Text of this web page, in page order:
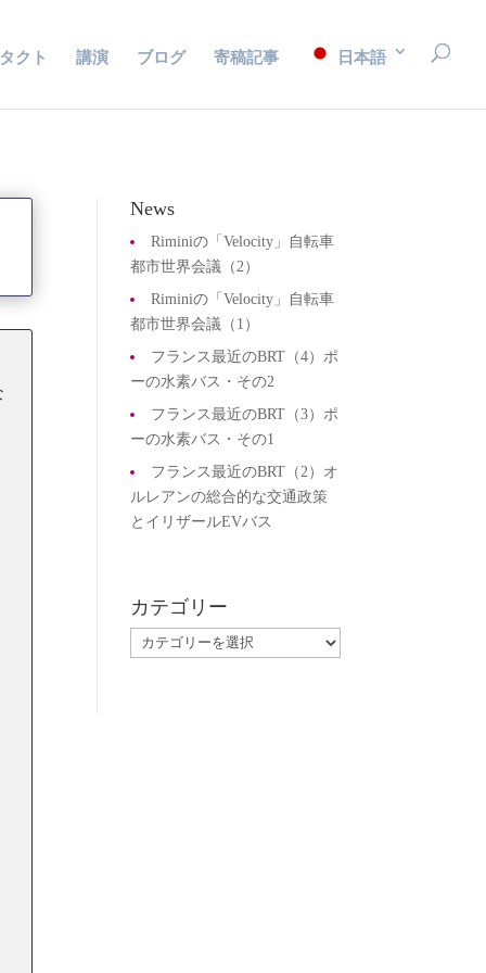
クト 講演 ブログ 寄稿記事 日本語
News
Riminiの「Velocity」自転車
都市世界会議（2）
Riminiの「Velocity」自転車
都市世界会議（1）
フランス最近のBRT（4）ポ
ーの水素バス・その2
フランス最近のBRT（3）ポ
ーの水素バス・その1
フランス最近のBRT（2）オ
ルレアンの総合的な交通政策
とイリザールEVバス
カテゴリー
カ